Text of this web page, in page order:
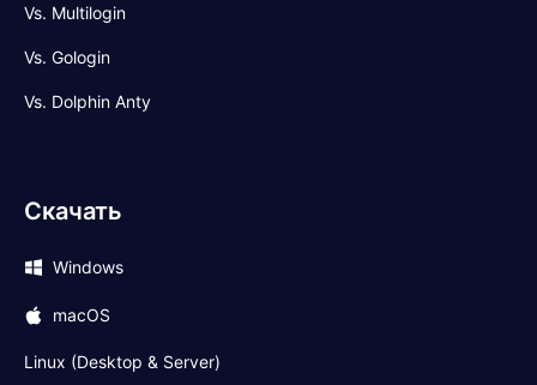
Vs. Multilogin
Vs. Gologin
Vs. Dolphin Anty
Скачать
Windows
macOS
Linux (Desktop & Server)